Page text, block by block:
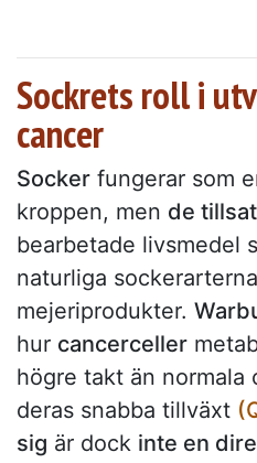
Sockrets roll i
cancer
Socker fungerar som
kroppen, men de
bearbetade livsmedel
naturliga
mejeriprodukter.
hur cancerceller
högre takt än normala
deras snabba tillväxt
sig är dock inte en